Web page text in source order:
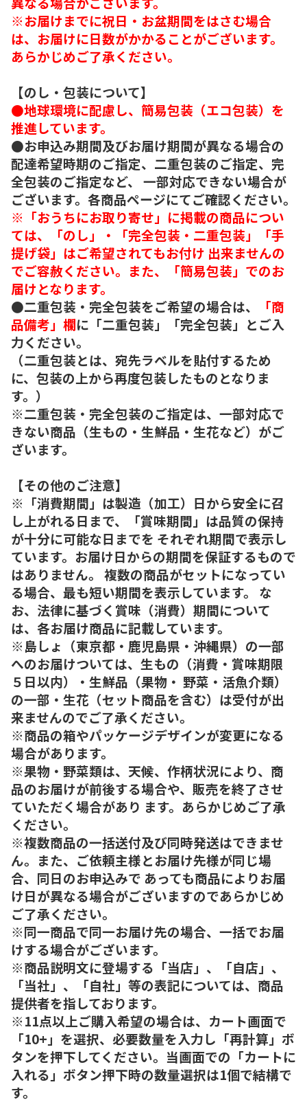
※お届けまでに祝日・お盆期間をはさむ場合
は、お届けに日数がかかることがございます。
あらかじめご了承ください。
【のし・包装について】
●地球環境に配慮し、簡易包装（エコ包装）を
推進しています。
●お申込み期間及びお届け期間が異なる場合の
配達希望時期のご指定、二重包装のご指定、完
全包装のご指定など、 一部対応できない場合が
ございます。各商品ページにてご確認ください。
※「おうちにお取り寄せ」に掲載の商品につい
ては、「のし」・「完全包装・二重包装」「手
提げ袋」はご希望されてもお付け 出来ませんの
でご容赦ください。また、「簡易包装」でのお
届けとなります。
●二重包装・完全包装をご希望の場合は、
「商
品備考」欄に「二重包装」「完全包装」とご入
力ください。
（二重包装とは、宛先ラベルを貼付するため
に、包装の上から再度包装したものとなりま
す。）
※二重包装・完全包装のご指定は、一部対応で
きない商品（生もの・生鮮品・生花など）がご
ざいます。
【その他のご注意】
※「消費期間」は製造（加工）日から安全に召
し上がれる日まで、「賞味期間」は品質の保持
が十分に可能な日までを それぞれ期間で表示し
ています。お届け日からの期間を保証するもので
はありません。 複数の商品がセットになってい
る場合、最も短い期間を表示しています。 な
お、法律に基づく賞味（消費）期間について
は、各お届け商品に記載しています。
※島しょ（東京都・鹿児島県・沖縄県）の一部
へのお届けついては、生もの（消費・賞味期限
５日以内）・生鮮品（果物・ 野菜・活魚介類）
の一部・生花（セット商品を含む）は受付が出
来ませんのでご了承ください。
※商品の箱やパッケージデザインが変更になる
場合があります。
※果物・野菜類は、天候、作柄状況により、商
品のお届けが前後する場合や、販売を終了させ
ていただく場合があり ます。あらかじめご了承
ください。
※複数商品の一括送付及び同時発送はできませ
ん。また、ご依頼主様とお届け先様が同じ場
合、同日のお申込みで あっても商品によりお届
け日が異なる場合がございますのであらかじめ
ご了承ください。
※同一商品で同一お届け先の場合、一括でお届
けする場合がございます。
※商品説明文に登場する「当店」、「自店」、
「当社」、「自社」等の表記については、商品
提供者を指しております。
※11点以上ご購入希望の場合は、カート画面で
「10+」を選択、必要数量を入力し「再計算」ボ
タンを押下してください。当画面での「カートに
入れる」ボタン押下時の数量選択は1個で結構で
す。